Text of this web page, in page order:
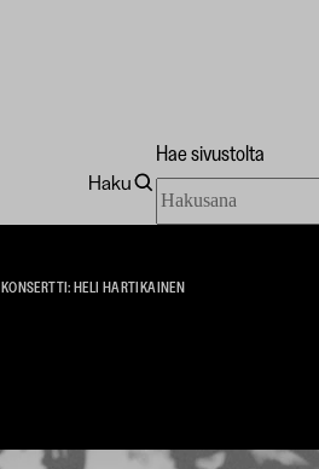
Haku
Hae sivustolta
sivustolta
KONSERTTI: HELI HARTIKAINEN